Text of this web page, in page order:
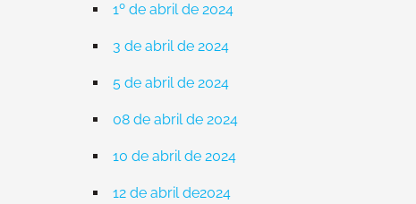
1º de abril de 2024
3 de abril de 2024
5 de abril de 2024
08 de abril de 2024
10 de abril de 2024
12 de abril de2024